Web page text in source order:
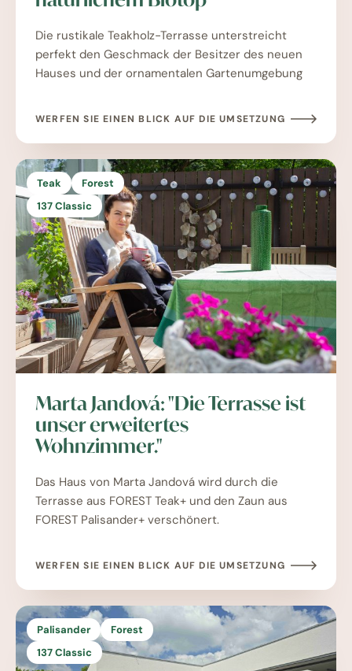
Die rustikale Teakholz-Terrasse unterstreicht
perfekt den Geschmack der Besitzer des neuen
Hauses und der ornamentalen Gartenumgebung
WERFEN SIE EINEN BLICK AUF DIE UMSETZUNG
Teak
Forest
137 Classic
Marta Jandová: "Die Terrasse ist
unser erweitertes
Wohnzimmer."
Das Haus von Marta Jandová wird durch die
Terrasse aus FOREST Teak+ und den Zaun aus
FOREST Palisander+ verschönert.
WERFEN SIE EINEN BLICK AUF DIE UMSETZUNG
Palisander
Forest
137 Classic